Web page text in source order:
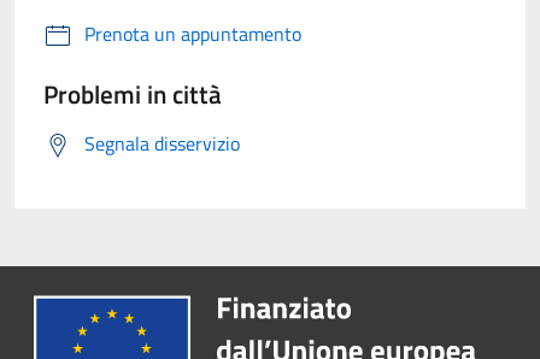
Prenota un appuntamento
Problemi in città
Segnala disservizio